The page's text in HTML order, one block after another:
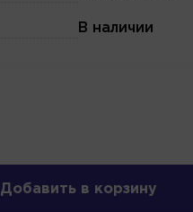
В наличии
Добавить в корзину